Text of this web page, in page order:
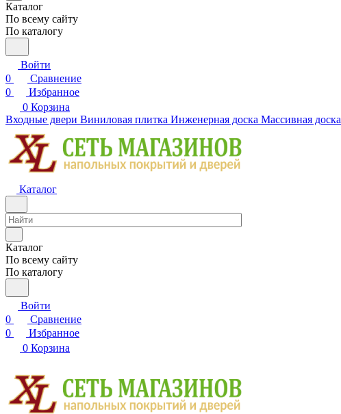
Каталог
По всему сайту
По каталогу
Войти
0
Сравнение
0
Избранное
0 Корзина
Входные двери Виниловая плитка Инженерная доска Массивная доска
Каталог
Каталог
По всему сайту
По каталогу
Войти
0
Сравнение
0
Избранное
0 Корзина